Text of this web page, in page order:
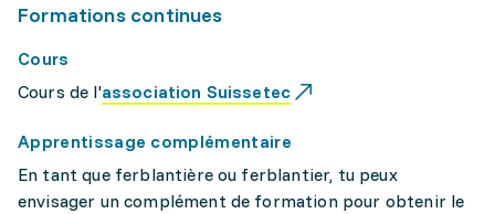
Formations continues
Cours
Cours de l'association Suissetec
Apprentissage complémentaire
En tant que ferblantière ou ferblantier, tu peux
envisager un complément de formation pour obtenir le